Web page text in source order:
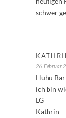
schwer
26. Februar
Huhu
ich bin
LG
Kathrin